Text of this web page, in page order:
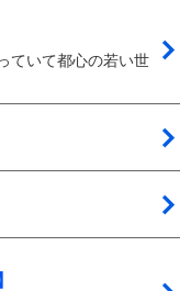
ていて都心の若い世